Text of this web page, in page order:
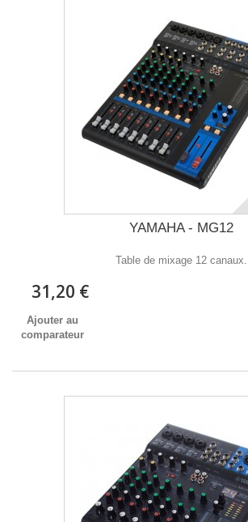
YAMAHA - MG12
Table de mixage 12 canaux.
31,20 €
Ajouter au
comparateur